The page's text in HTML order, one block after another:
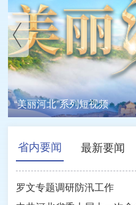
雄安新区启动区首届社区邻
邻里中心举办
飞阅中国丨雄安新区南河枢
“美丽河北”系列短视频
雄安日记
当古诗照进现实，来留村码
花”
雄安新区启动区首届社区邻
邻里中心举办
飞阅中国丨雄安新区南河枢
省内要闻 最新要闻
罗文专题调研防汛工作